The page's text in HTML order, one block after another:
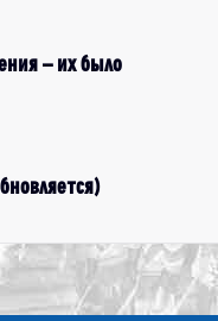
– их было